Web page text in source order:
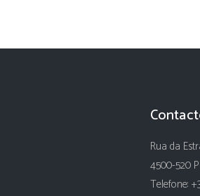
Rua da
4500-520
Telefone: